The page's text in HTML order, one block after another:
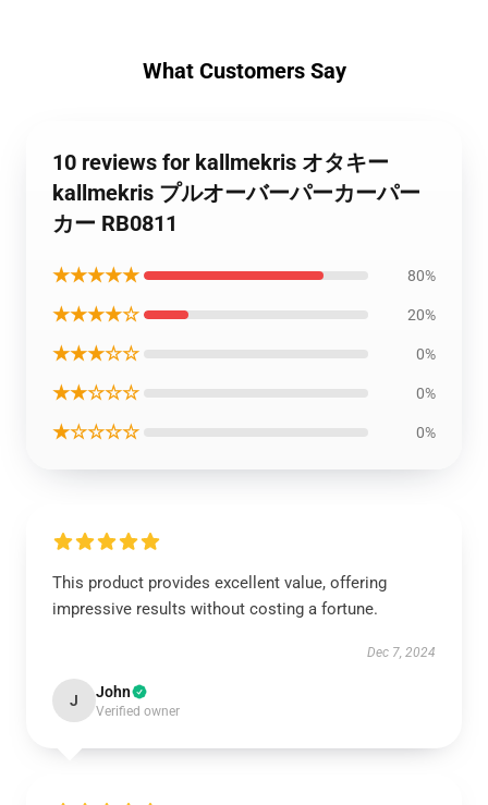
What Customers Say
10 reviews for kallmekris オタキー
kallmekris プルオーバーパーカーパー
カー RB0811
★★★★★ 80%
★★★★☆ 20%
★★★☆☆ 0%
★★☆☆☆ 0%
★☆☆☆☆ 0%
This product provides excellent value, offering
impressive results without costing a fortune.
Dec 7, 2024
J John
Verified owner